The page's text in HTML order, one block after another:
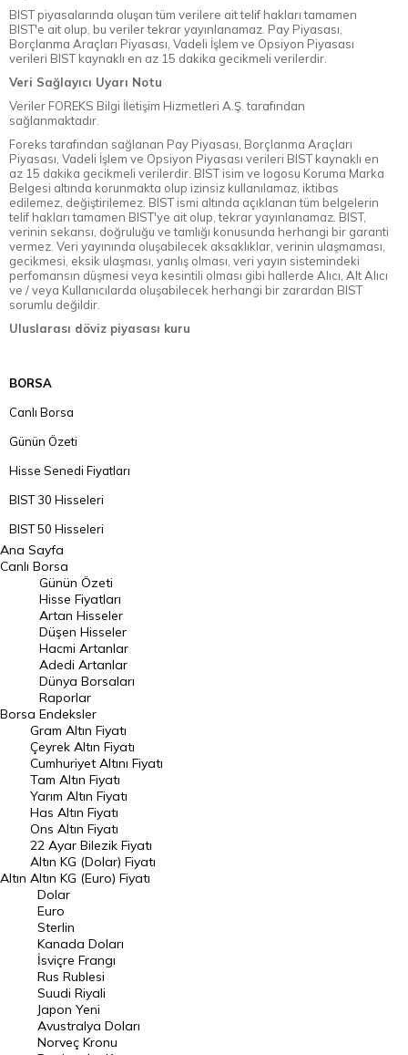
BIST piyasalarında oluşan tüm verilere ait telif hakları tamamen
BIST'e ait olup, bu veriler tekrar yayınlanamaz. Pay Piyasası,
Borçlanma Araçları Piyasası, Vadeli İşlem ve Opsiyon Piyasası
verileri BIST kaynaklı en az 15 dakika gecikmeli verilerdir.
Veri Sağlayıcı Uyarı Notu
Veriler FOREKS Bilgi İletişim Hizmetleri A.Ş. tarafından
sağlanmaktadır.
Foreks tarafından sağlanan Pay Piyasası, Borçlanma Araçları
Piyasası, Vadeli İşlem ve Opsiyon Piyasası verileri BIST kaynaklı en
az 15 dakika gecikmeli verilerdir. BIST isim ve logosu Koruma Marka
Belgesi altında korunmakta olup izinsiz kullanılamaz, iktibas
edilemez, değiştirilemez. BIST ismi altında açıklanan tüm belgelerin
telif hakları tamamen BIST'ye ait olup, tekrar yayınlanamaz. BIST,
verinin sekansı, doğruluğu ve tamlığı konusunda herhangi bir garanti
vermez. Veri yayınında oluşabilecek aksaklıklar, verinin ulaşmaması,
gecikmesi, eksik ulaşması, yanlış olması, veri yayın sistemindeki
perfomansın düşmesi veya kesintili olması gibi hallerde Alıcı, Alt Alıcı
ve / veya Kullanıcılarda oluşabilecek herhangi bir zarardan BIST
sorumlu değildir.
Uluslarası döviz piyasası kuru
BORSA
Canlı Borsa
Günün Özeti
Hisse Senedi Fiyatları
BIST 30 Hisseleri
BIST 50 Hisseleri
BIST 100 Hisseleri
En Çok Artan Hisseler
En Çok Düşen Hisseler
Hacmi Artanlar
Geçmiş Kapanışlar
Dünya Borsaları
Raporlar
Endeksler
DÖVİZ
Döviz Kuru
Dolar Kuru
Euro Kuru
Pound Kuru
Frank Kuru
Riyal Kuru
Avustralya Doları
Danimarka Kronu Kuru
Ana Sayfa
Canlı Borsa
Borsa
Günün Özeti
Hisse Fiyatları
Artan Hisseler
Düşen Hisseler
Hacmi Artanlar
Adedi Artanlar
Dünya Borsaları
Raporlar
Endeksler
Altın
Gram Altın Fiyatı
Çeyrek Altın Fiyatı
Cumhuriyet Altını Fiyatı
Tam Altın Fiyatı
Yarım Altın Fiyatı
Has Altın Fiyatı
Ons Altın Fiyatı
22 Ayar Bilezik Fiyatı
Altın KG (Dolar) Fiyatı
Altın KG (Euro) Fiyatı
Dolar
Euro
Sterlin
Kanada Doları
İsviçre Frangı
Rus Rublesi
Suudi Riyali
Japon Yeni
Avustralya Doları
Norveç Kronu